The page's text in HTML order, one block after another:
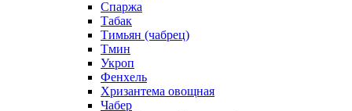
Спаржа
Табак
Тимьян (чабрец)
Тмин
Укроп
Фенхель
Хризантема овощная
Чабер